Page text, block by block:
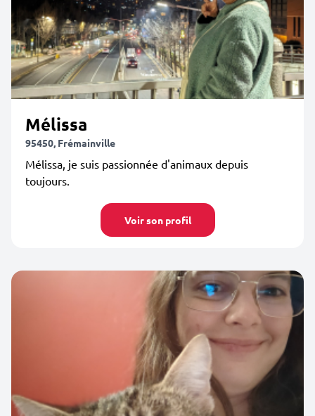
Mélissa
95450, Frémainville
Mélissa, je suis passionnée d'animaux depuis
toujours.
Voir son profil